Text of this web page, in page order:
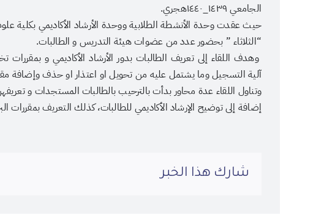
الجامعي ١٤٣٩_١٤٤٠هجري.
حيث عقدت وحدة الأنشطة الطلابية ووحدة الأرشاد الأكاديمي بكلية
“الثلاثاء ” بحضور عدد من عضوات هيئة التدريس و الطالبات.
وهدف اللقاء إلى تعريف الطالبات بدور الأرشاد الأكاديمي و
آلية التسجيل وما يشتمل عليه من تحويل او اعتذار او حذف وإضافة
وتناول اللقاء عدة محاور بدأت بالترحيب بالطالبات المستجدات و
إضافة إلى توضيح الإرشاد الأكاديمي للطالبات، كذلك التعريف بمقررات
شارك هذا الخبر